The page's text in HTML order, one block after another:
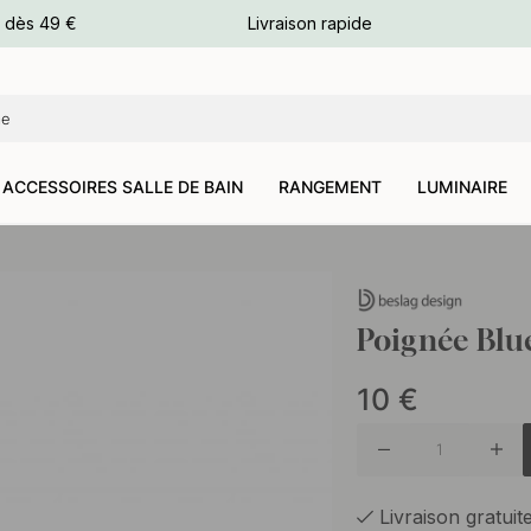
dès 49 € Livraison rapide
ACCESSOIRES SALLE DE BAIN RANGEMENT LUMINAIRE
Poignée
10 €
Livraison